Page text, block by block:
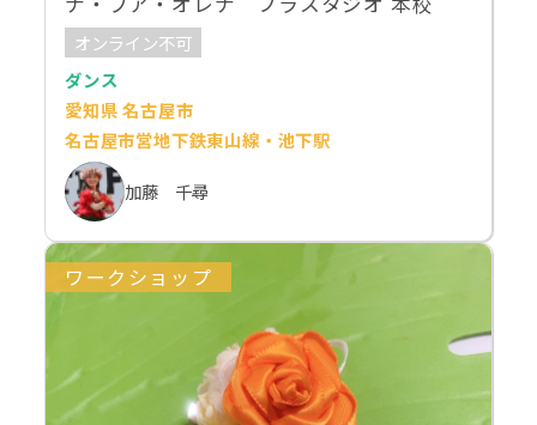
オンライン不可
ダンス
愛知県 名古屋市
名古屋市営地下鉄東山線・池下駅
加藤 千尋
ワークショップ